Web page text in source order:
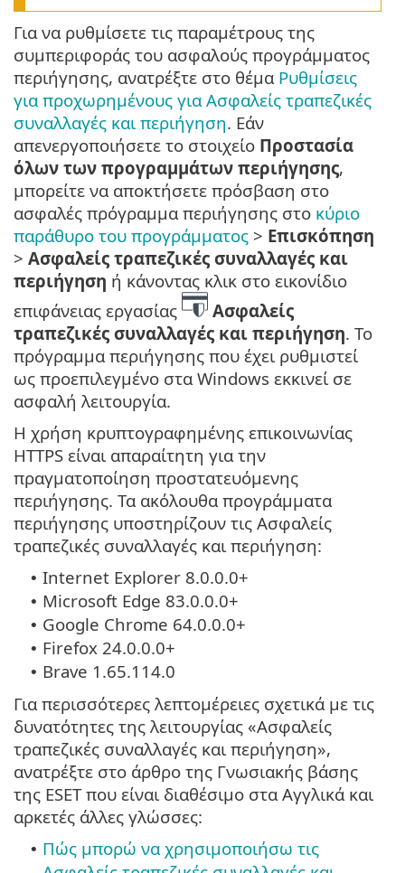
Για να ρυθμίσετε τις παραμέτρους της
συμπεριφοράς του ασφαλούς προγράμματος
περιήγησης, ανατρέξτε στο θέμα Ρυθμίσεις
για προχωρημένους για Ασφαλείς τραπεζικές
συναλλαγές και περιήγηση. Εάν
απενεργοποιήσετε το στοιχείο Προστασία
όλων των προγραμμάτων περιήγησης,
μπορείτε να αποκτήσετε πρόσβαση στο
ασφαλές πρόγραμμα περιήγησης στο κύριο
παράθυρο του προγράμματος > Επισκόπηση
> Ασφαλείς τραπεζικές συναλλαγές και
περιήγηση ή κάνοντας κλικ στο εικονίδιο
επιφάνειας εργασίας
Ασφαλείς
τραπεζικές συναλλαγές και περιήγηση. Το
πρόγραμμα περιήγησης που έχει ρυθμιστεί
ως προεπιλεγμένο στα Windows εκκινεί σε
ασφαλή λειτουργία.
Η χρήση κρυπτογραφημένης επικοινωνίας
HTTPS είναι απαραίτητη για την
πραγματοποίηση προστατευόμενης
περιήγησης. Τα ακόλουθα προγράμματα
περιήγησης υποστηρίζουν τις Ασφαλείς
τραπεζικές συναλλαγές και περιήγηση:
• Internet Explorer 8.0.0.0+
• Microsoft Edge 83.0.0.0+
• Google Chrome 64.0.0.0+
• Firefox 24.0.0.0+
• Brave 1.65.114.0
Για περισσότερες λεπτομέρειες σχετικά με τις
δυνατότητες της λειτουργίας «Ασφαλείς
τραπεζικές συναλλαγές και περιήγηση»,
ανατρέξτε στο άρθρο της Γνωσιακής βάσης
της ESET που είναι διαθέσιμο στα Αγγλικά και
αρκετές άλλες γλώσσες:
• Πώς μπορώ να χρησιμοποιήσω τις